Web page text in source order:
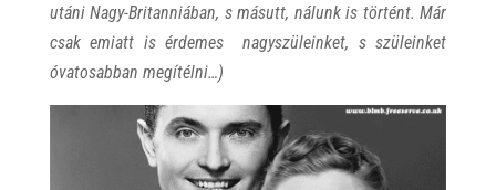
utáni Nagy-Britanniában, s másutt, nálunk is történt. Már
csak emiatt is érdemes nagyszüleinket, s szüleinket
óvatosabban megítélni…)